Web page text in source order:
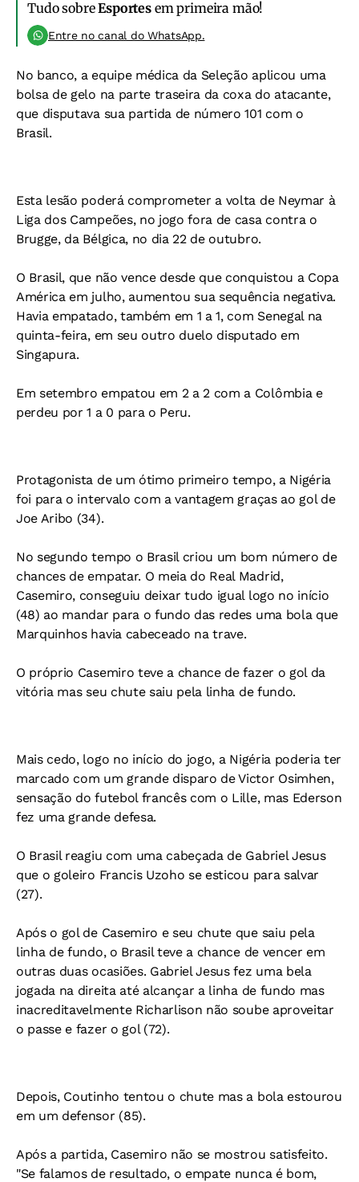
Tudo sobreEsportesem primeira mão!
Entre no canal do WhatsApp.
No banco, a equipe médica da Seleção aplicou uma
bolsa de gelo na parte traseira da coxa do atacante,
que disputava sua partida de número 101 com o
Brasil.
Esta lesão poderá comprometer a volta de Neymar à
Liga dos Campeões, no jogo fora de casa contra o
Brugge, da Bélgica, no dia 22 de outubro.
O Brasil, que não vence desde que conquistou a Copa
América em julho, aumentou sua sequência negativa.
Havia empatado, também em 1 a 1, com Senegal na
quinta-feira, em seu outro duelo disputado em
Singapura.
Em setembro empatou em 2 a 2 com a Colômbia e
perdeu por 1 a 0 para o Peru.
Protagonista de um ótimo primeiro tempo, a Nigéria
foi para o intervalo com a vantagem graças ao gol de
Joe Aribo (34).
No segundo tempo o Brasil criou um bom número de
chances de empatar. O meia do Real Madrid,
Casemiro, conseguiu deixar tudo igual logo no início
(48) ao mandar para o fundo das redes uma bola que
Marquinhos havia cabeceado na trave.
O próprio Casemiro teve a chance de fazer o gol da
vitória mas seu chute saiu pela linha de fundo.
Mais cedo, logo no início do jogo, a Nigéria poderia ter
marcado com um grande disparo de Victor Osimhen,
sensação do futebol francês com o Lille, mas Ederson
fez uma grande defesa.
O Brasil reagiu com uma cabeçada de Gabriel Jesus
que o goleiro Francis Uzoho se esticou para salvar
(27).
Após o gol de Casemiro e seu chute que saiu pela
linha de fundo, o Brasil teve a chance de vencer em
outras duas ocasiões. Gabriel Jesus fez uma bela
jogada na direita até alcançar a linha de fundo mas
inacreditavelmente Richarlison não soube aproveitar
o passe e fazer o gol (72).
Depois, Coutinho tentou o chute mas a bola estourou
em um defensor (85).
Após a partida, Casemiro não se mostrou satisfeito.
"Se falamos de resultado, o empate nunca é bom,